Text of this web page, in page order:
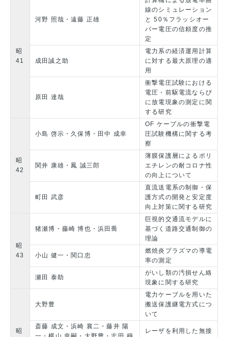
昭
41
河野 照哉・遠藤 正雄
線のシミュレーション
と 50％フラッシオー
バー電圧の信頼度の推
定
成田誠之助
電力系の経済運用計算
に対する最大原理の適
用
原田 達哉
衝撃電圧試験における
電圧・前駆電流ならび
に放電現象の測定に関
する研究
昭
42
小島 啓示・久保博・田中 成幸
OF ケーブルの衝撃電
圧試験機構に関する考
察
関井 康雄・鳳 誠三郎
薄膜保護層によるポリ
エチレンの耐コロナ性
の向上について
町田 武彦
直流送電系の制御・保
護方式の開発と安定度
向上対策に関する研究
昭
43
猪瀬博・藤崎 博也・浜田喬
巨視的交通流モデルに
基づく道路交通制御の
理論
小山 健一・関口忠
燃焼炎プラズマの導電
率の測定
瀬田 泰助
がいし類の汚損せん絡
現象に関する研究
昭
大野豊
電力ケーブルを用いた
搬送保護継電方式につ
いて
斎藤 成文・浜崎 襄二・藤井 陽
レーザを利用した無接